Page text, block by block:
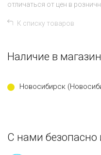
отличаться от цен в
К списку товаров
Наличие в
Новосибирск
С нами безопасно